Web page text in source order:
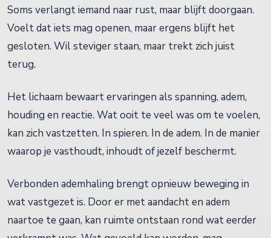
Soms verlangt iemand naar rust, maar blijft doorgaan.
Voelt dat iets mag openen, maar ergens blijft het
gesloten. Wil steviger staan, maar trekt zich juist
terug.
Het lichaam bewaart ervaringen als spanning, adem,
houding en reactie. Wat ooit te veel was om te voelen,
kan zich vastzetten. In spieren. In de adem. In de manier
waarop je vasthoudt, inhoudt of jezelf beschermt.
Verbonden ademhaling brengt opnieuw beweging in
wat vastgezet is. Door er met aandacht en adem
naartoe te gaan, kan ruimte ontstaan rond wat eerder